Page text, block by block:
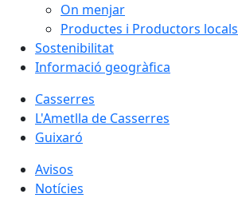
On menjar
Productes i Productors locals
Sostenibilitat
Informació geogràfica
Casserres
L'Ametlla de Casserres
Guixaró
Avisos
Notícies